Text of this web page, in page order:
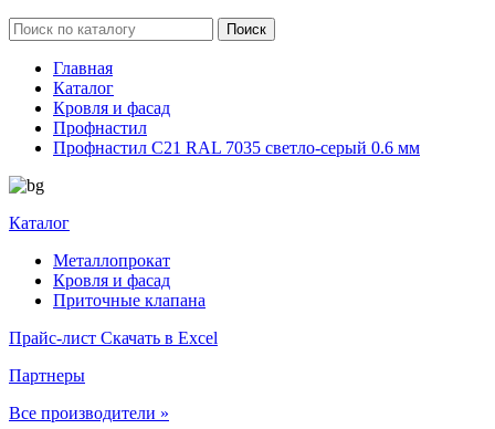
Главная
Каталог
Кровля и фасад
Профнастил
Профнастил С21 RAL 7035 светло-серый 0.6 мм
Каталог
Металлопрокат
Кровля и фасад
Приточные клапана
Прайс-лист Скачать в Excel
Партнеры
Все производители »